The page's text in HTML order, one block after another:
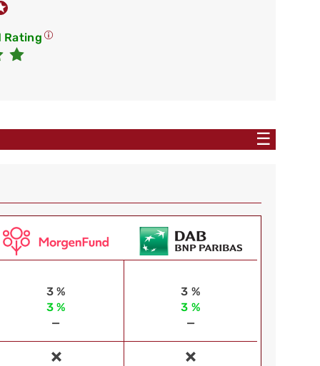
Rating
☰
3 %
3 %
3 %
3 %
—
—